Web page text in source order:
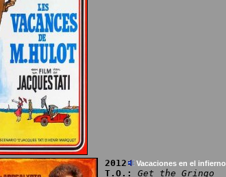
2012 Vacaciones en el infierno
T.O.:
Get the Gringo